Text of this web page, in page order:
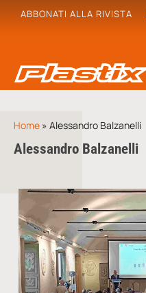
ABBONATI ALLA RIVISTA
Home » Alessandro Balzanelli
Alessandro Balzanelli